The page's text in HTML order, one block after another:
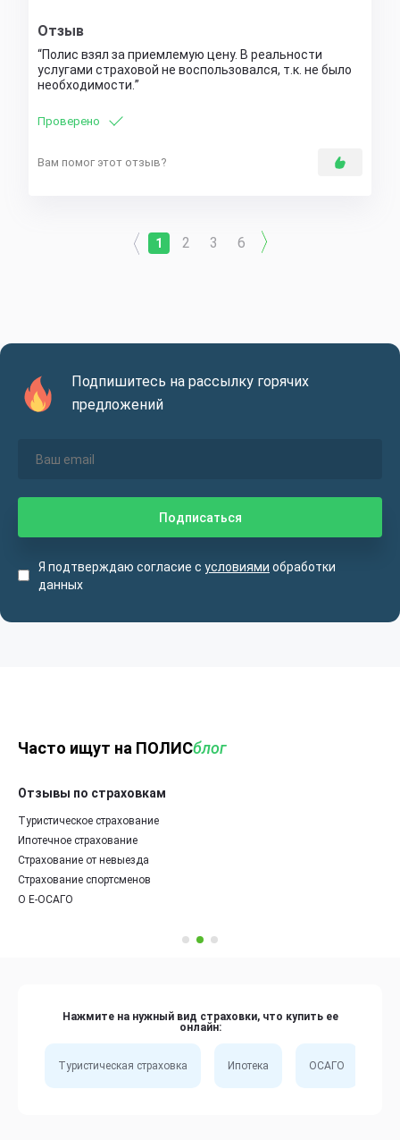
Отзыв
Полис взял за приемлемую цену. В реальности
услугами страховой не воспользовался, т.к. не было
необходимости.
Проверено
Вам помог этот отзыв?
1 2 3 6
Подпишитесь на рассылку горячих
предложений
Я подтверждаю согласие с условиями обработки
данных
Часто ищут на ПОЛИСблог
Отзывы по страховкам
Туристическое страхование
Ипотечное страхование
Страхование от невыезда
Страхование спортсменов
О Е-ОСАГО
Нажмите на нужный вид страховки, что купить ее
онлайн:
Туристическая страховка Ипотека ОСАГО